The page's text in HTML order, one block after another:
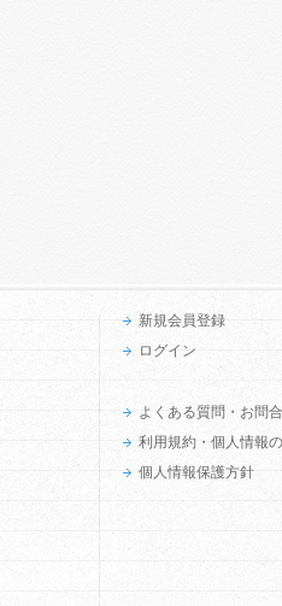
新規会員登録
ログイン
よくある質問・お問
利用規約・個人情報
個人情報保護方針